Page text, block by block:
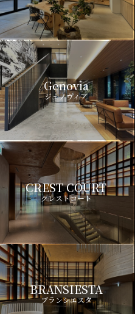
Genovia
ジェノヴィア
CREST COURT
クレストコート
BRANSIESTA
ブランシエスタ